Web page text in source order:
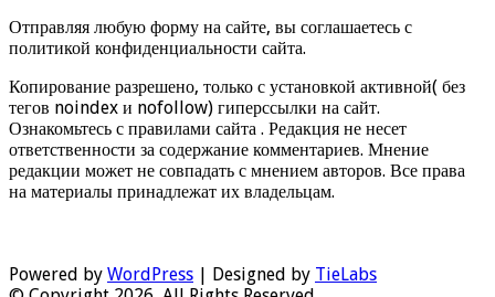
Отправляя любую форму на сайте, вы соглашаетесь с
политикой конфиденциальности сайта.
Копирование разрешено, только с установкой активной( без
тегов noindex и nofollow) гиперссылки на сайт.
Ознакомьтесь с правилами сайта . Редакция не несет
ответственности за содержание комментариев. Мнение
редакции может не совпадать с мнением авторов. Все права
на материалы принадлежат их владельцам.
Powered by WordPress | Designed by TieLabs